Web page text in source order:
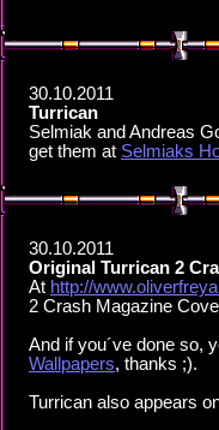
30.10.2011
Turrican
Selmiak and Andreas
get them at Selmiaks
30.10.2011
Original Turrican 2
At http://
2 Crash Magazine
And if you´ve done so,
Wallpapers, thanks ;).
Turrican also appears